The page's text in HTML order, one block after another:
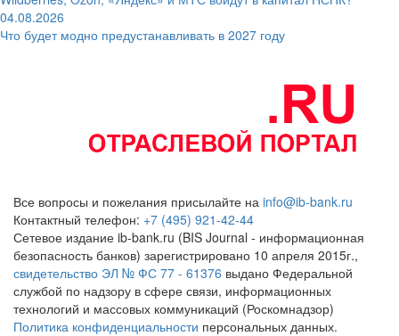
04.08.2026
Что будет модно предустанавливать в 2027 году
Все вопросы и пожелания присылайте на info@ib-bank.ru
Контактный телефон: +7 (495) 921-42-44
Сетевое издание ib-bank.ru (BIS Journal - информационная
безопасность банков) зарегистрировано 10 апреля 2015г.,
свидетельство ЭЛ № ФС 77 - 61376 выдано Федеральной
службой по надзору в сфере связи, информационных
технологий и массовых коммуникаций (Роскомнадзор)
Политика конфиденциальности персональных данных.